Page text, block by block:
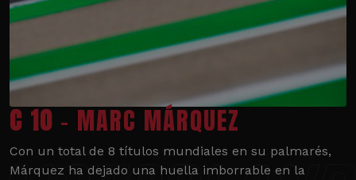
C 10 - MARC MÁRQUEZ
Con un total de 8 títulos mundiales en su palmarés,
Márquez ha dejado una huella imborrable en la